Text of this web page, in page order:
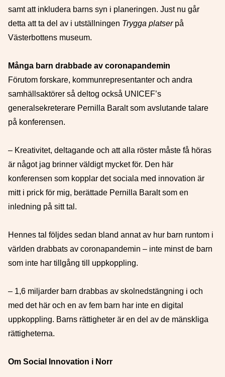
samt att inkludera barns syn i planeringen. Just nu går
detta att ta del av i utställningen Trygga platser på
Västerbottens museum.
Många barn drabbade av coronapandemin
Förutom forskare, kommunrepresentanter och andra
samhällsaktörer så deltog också UNICEF’s
generalsekreterare Pernilla Baralt som avslutande talare
på konferensen.
– Kreativitet, deltagande och att alla röster måste få höras
är något jag brinner väldigt mycket för. Den här
konferensen som kopplar det sociala med innovation är
mitt i prick för mig, berättade Pernilla Baralt som en
inledning på sitt tal.
Hennes tal följdes sedan bland annat av hur barn runtom i
världen drabbats av coronapandemin – inte minst de barn
som inte har tillgång till uppkoppling.
– 1,6 miljarder barn drabbas av skolnedstängning i och
med det här och en av fem barn har inte en digital
uppkoppling. Barns rättigheter är en del av de mänskliga
rättigheterna.
Om Social Innovation i Norr